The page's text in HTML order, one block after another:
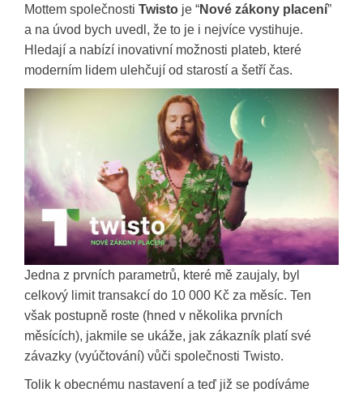
Mottem společnosti Twisto je “Nové zákony placení”
a na úvod bych uvedl, že to je i nejvíce vystihuje.
Hledají a nabízí inovativní možnosti plateb, které
moderním lidem ulehčují od starostí a šetří čas.
Jedna z prvních parametrů, které mě zaujaly, byl
celkový limit transakcí do 10 000 Kč za měsíc. Ten
však postupně roste (hned v několika prvních
měsících), jakmile se ukáže, jak zákazník platí své
závazky (vyúčtování) vůči společnosti Twisto.
Tolik k obecnému nastavení a teď již se podíváme